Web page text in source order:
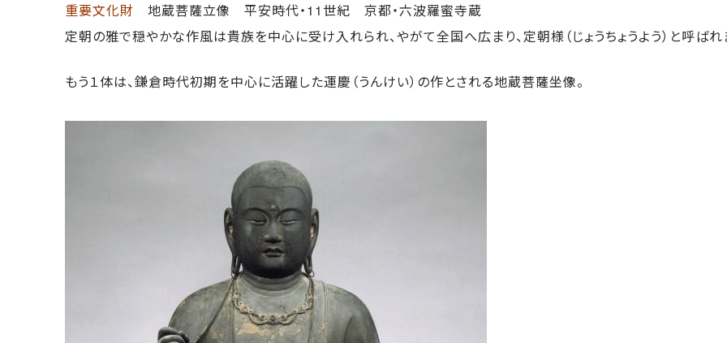
重要文化財 地蔵菩薩立像 平安時代・11世紀 京都・六波羅蜜寺蔵
定朝の雅で穏やかな作風は貴族を中心に受け入れられ、やがて全国へ広まり、定朝様（じょうちょうよう）と呼ばれ
もう１体は、鎌倉時代初期を中心に活躍した運慶（うんけい）の作とされる地蔵菩薩坐像。